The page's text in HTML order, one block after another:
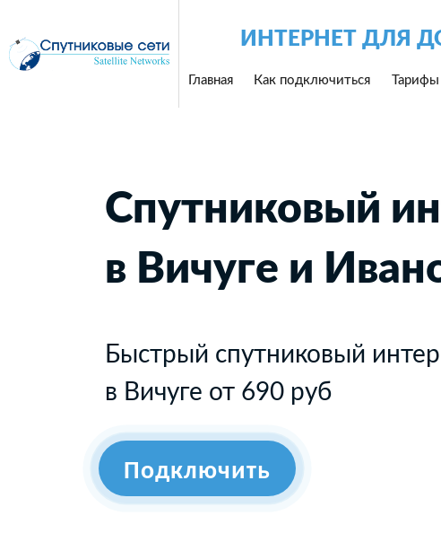
ИНТЕРНЕТ ДЛЯ
Главная Как подключиться Тарифы
Спутниковый
в Вичуге и
Быстрый спутниковый
в Вичуге от 690 руб
Подключить